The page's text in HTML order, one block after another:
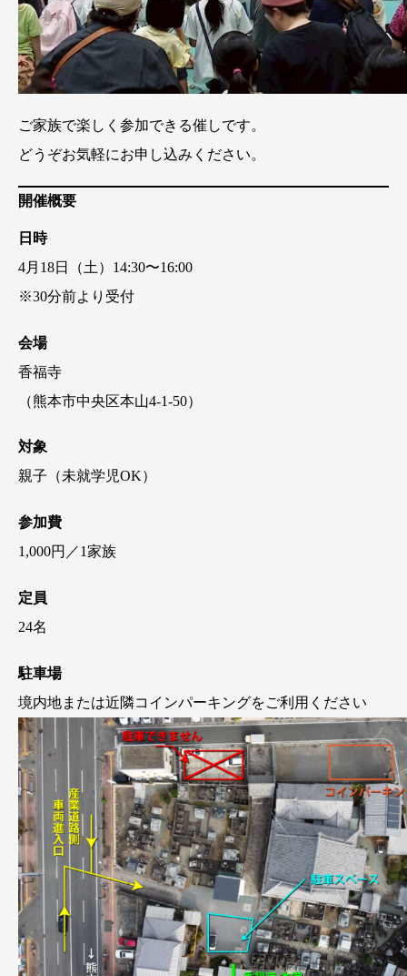
ご家族で楽しく参加できる催しです。
どうぞお気軽にお申し込みください。
開催概要
日時
4月18日（土）14:30〜16:00
※30分前より受付
会場
香福寺
（熊本市中央区本山4-1-50）
対象
親子（未就学児OK）
参加費
1,000円／1家族
定員
24名
駐車場
境内地または近隣コインパーキングをご利用ください